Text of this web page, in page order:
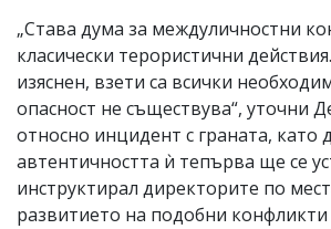
„Става дума за междуличностни
класически терористични
изяснен, взети са всички
опасност не съществува“, уточни
относно инцидент с граната, като
автентичността ѝ тепърва ще се
инструктирал директорите по
развитието на подобни